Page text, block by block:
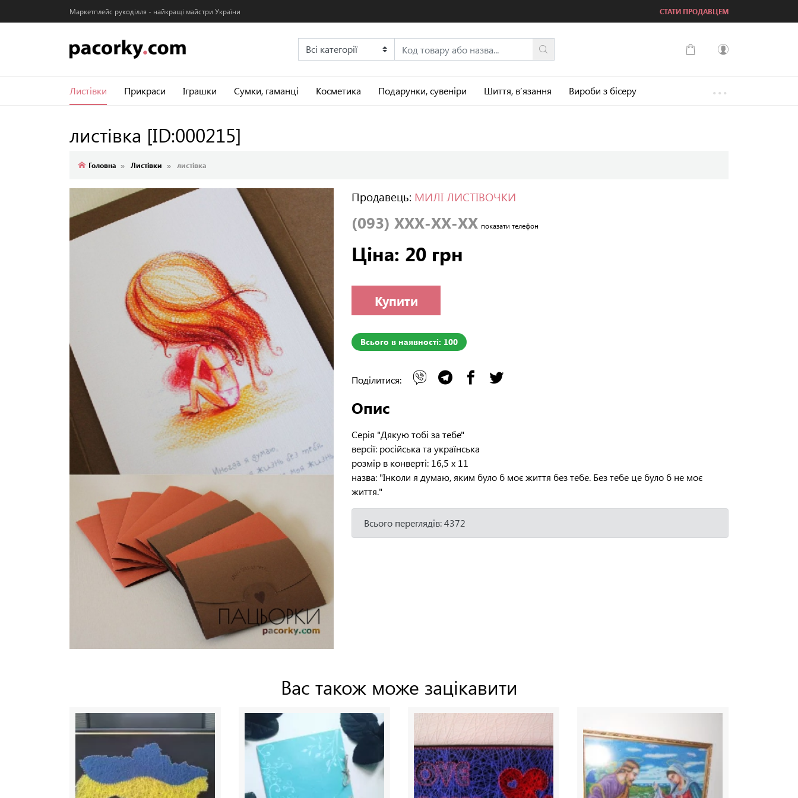
Маркетплейс рукоділля - найкращі майстри України СТАТИ ПРОДАВЦЕМ
...
Листівки Прикраси Іграшки Сумки, гаманці Косметика Подарунки, сувеніри Шиття, в’язання Вироби з бісеру
листівка [ID:000215]
Головна Листівки листівка
Продавець: МИЛІ ЛИСТІВОЧКИ
(093) XXX-XX-XX показати телефон
Ціна: 20 грн
Купити
Всього в наявності: 100
Поділитися:
Опис
Серія "Дякую тобі за тебе"
версії: російська та українська
розмір в конверті: 16,5 х 11
назва: "Інколи я думаю, яким було б моє життя без тебе. Без тебе це було б не моє
життя."
Всього переглядів: 4372
Вас також може зацікавити